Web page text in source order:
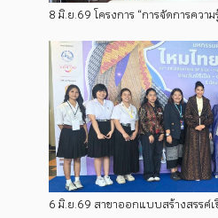
8 มิ.ย.69 โครงการ “การจัดการคว
6 มิ.ย.69 สาขาออกแบบสร้างสรรค์